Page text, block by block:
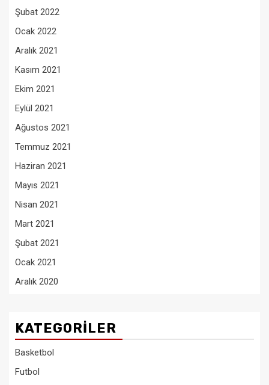
Şubat 2022
Ocak 2022
Aralık 2021
Kasım 2021
Ekim 2021
Eylül 2021
Ağustos 2021
Temmuz 2021
Haziran 2021
Mayıs 2021
Nisan 2021
Mart 2021
Şubat 2021
Ocak 2021
Aralık 2020
KATEGORILER
Basketbol
Futbol